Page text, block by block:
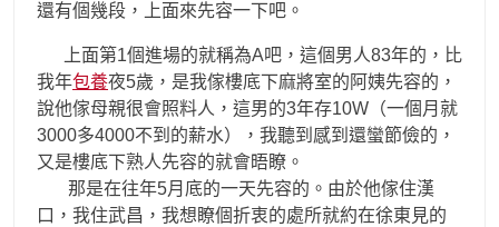
還有個幾段，上面來先容一下吧。
上面第1個進場的就稱為A吧，這個男人83年的，比
我年包養夜5歲，是我傢樓底下麻將室的阿姨先容的，
說他傢母親很會照料人，這男的3年存10W（一個月就
3000多4000不到的薪水），我聽到感到還蠻節儉的，
又是樓底下熟人先容的就會晤瞭。
那是在往年5月底的一天先容的。由於他傢住漢
口，我住武昌，我想瞭個折衷的處所就約在徐東見的